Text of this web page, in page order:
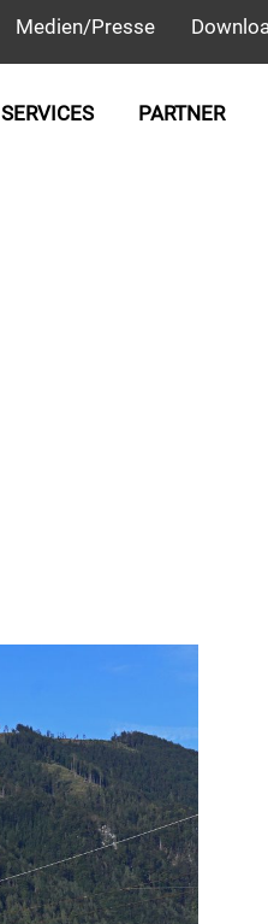
Medien/Presse
SERVICES PARTNER